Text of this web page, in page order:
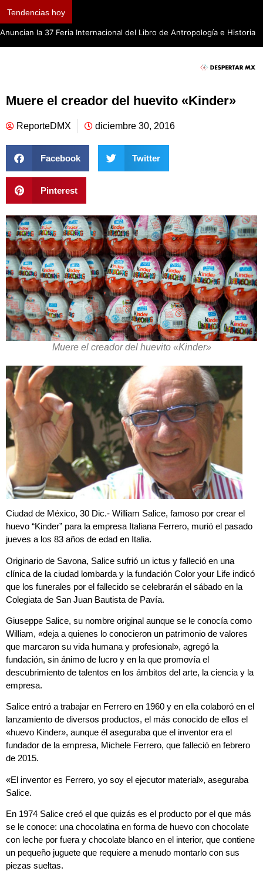
Tendencias hoy
Anuncian la 37 Feria Internacional del Libro de Antropología e Historia
Muere el creador del huevito «Kinder»
ReporteDMX diciembre 30, 2016
Facebook Twitter
Pinterest
Muere el creador del huevito «Kinder»
Ciudad de México, 30 Dic.- William Salice, famoso por crear el
huevo “Kinder” para la empresa Italiana Ferrero, murió el pasado
jueves a los 83 años de edad en Italia.
Originario de Savona, Salice sufrió un ictus y falleció en una
clínica de la ciudad lombarda y la fundación Color your Life indicó
que los funerales por el fallecido se celebrarán el sábado en la
Colegiata de San Juan Bautista de Pavía.
Giuseppe Salice, su nombre original aunque se le conocía como
William, «deja a quienes lo conocieron un patrimonio de valores
que marcaron su vida humana y profesional», agregó la
fundación, sin ánimo de lucro y en la que promovía el
descubrimiento de talentos en los ámbitos del arte, la ciencia y la
empresa.
Salice entró a trabajar en Ferrero en 1960 y en ella colaboró en el
lanzamiento de diversos productos, el más conocido de ellos el
«huevo Kinder», aunque él aseguraba que el inventor era el
fundador de la empresa, Michele Ferrero, que falleció en febrero
de 2015.
«El inventor es Ferrero, yo soy el ejecutor material», aseguraba
Salice.
En 1974 Salice creó el que quizás es el producto por el que más
se le conoce: una chocolatina en forma de huevo con chocolate
con leche por fuera y chocolate blanco en el interior, que contiene
un pequeño juguete que requiere a menudo montarlo con sus
piezas sueltas.